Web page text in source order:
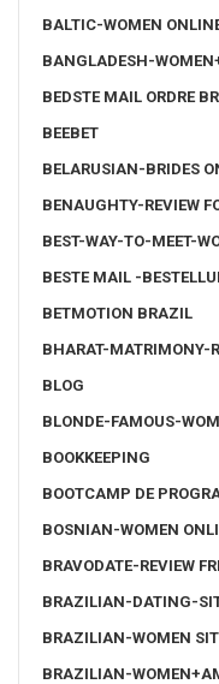
BALTIC-WOMEN
BANGLADESH-
BEDSTE MAIL ORDRE
BEEBET
BELARUSIAN-BRIDES
BENAUGHTY-REVIEW
BEST-WAY-TO-MEET-
BESTE MAIL -
BETMOTION BRAZIL
BHARAT-MATRIMONY-
BLOG
BLONDE-FAMOUS-
BOOKKEEPING
BOOTCAMP DE
BOSNIAN-WOMEN
BRAVODATE-REVIEW
BRAZILIAN-DATING-
BRAZILIAN-WOMEN
BRAZILIAN-